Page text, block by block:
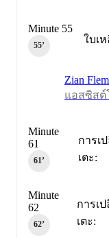
ใบเ
Minute 55
55‎’‎
Zian
แอสซิสต์
การเ
เตะ:
Minute
61
61‎’‎
การเ
เตะ:
Minute
62
62‎’‎